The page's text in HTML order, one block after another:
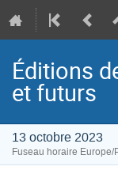
Éditions
et futurs
13 octobre 2023
Fuseau horaire Europe/